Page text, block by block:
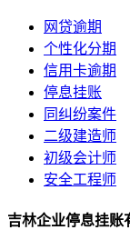
网贷逾期
个性化分期
信用卡逾期
停息挂账
同纠纷案件
二级建造师
初级会计师
安全工程师
吉林企业停息挂账